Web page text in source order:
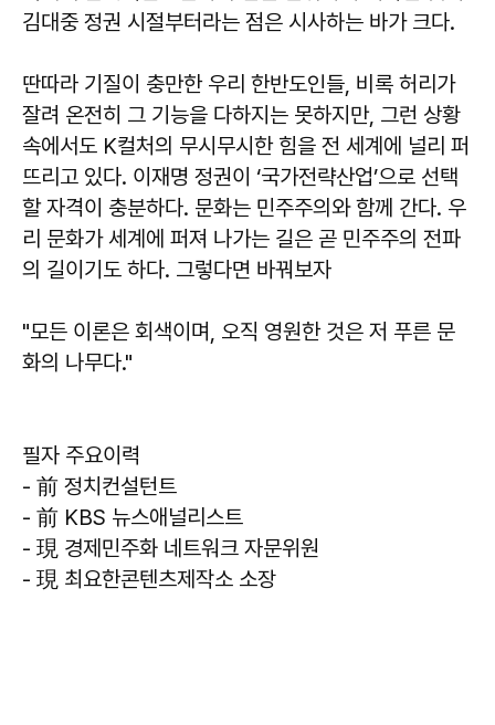
김대중 정권 시절부터라는 점은 시사하는 바가 크다.
딴따라 기질이 충만한 우리 한반도인들, 비록 허리가
잘려 온전히 그 기능을 다하지는 못하지만, 그런 상황
속에서도 K컬처의 무시무시한 힘을 전 세계에 널리 퍼
뜨리고 있다. 이재명 정권이 ‘국가전략산업’으로 선택
할 자격이 충분하다. 문화는 민주주의와 함께 간다. 우
리 문화가 세계에 퍼져 나가는 길은 곧 민주주의 전파
의 길이기도 하다. 그렇다면 바꿔보자
"모든 이론은 회색이며, 오직 영원한 것은 저 푸른 문
화의 나무다."
필자 주요이력
- 前 정치컨설턴트
- 前 KBS 뉴스애널리스트
- 現 경제민주화 네트워크 자문위원
- 現 최요한콘텐츠제작소 소장